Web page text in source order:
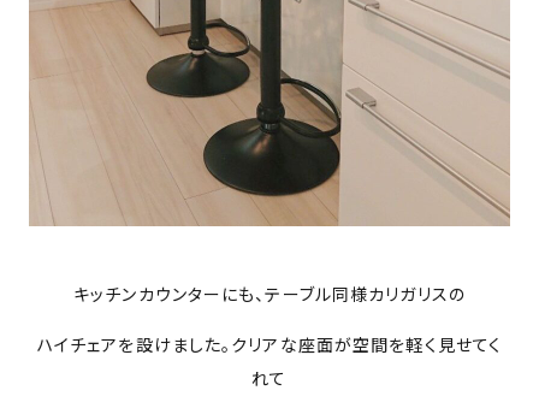
キッチンカウンターにも、テーブル同様カリガリスの
ハイチェアを設けました。クリアな座面が空間を軽く見せてく
れて